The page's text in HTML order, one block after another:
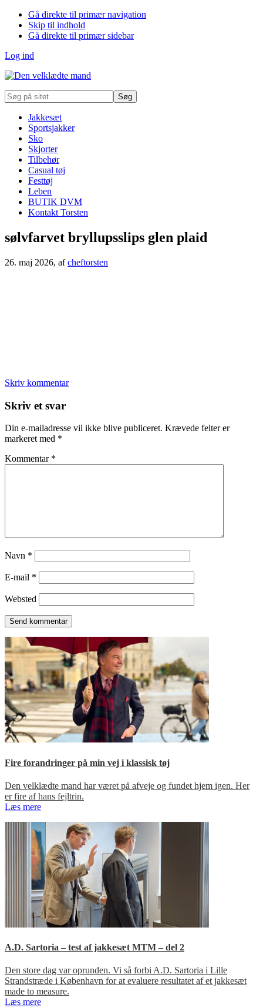
Gå direkte til primær navigation
Skip til indhold
Gå direkte til primær sidebar
Log ind
Søg
på
Jakkesæt
Sportsjakker
Sko
Skjorter
Tilbehør
Casual tøj
Festtøj
Leben
BUTIK DVM
Kontakt Torsten
sølvfarvet bryllupsslips glen plaid
26. maj 2026, afcheftorsten
Skriv kommentar
Læserinteraktioner
Skriv et svar
Din e-mailadresse vil ikke blive publiceret. Krævede felter er
markeret med *
Kommentar *
Navn *
E-mail *
Websted
Fire forandringer på min vej i klassisk tøj
Den velklædte mand har været på afveje og fundet hjem igen. Her
er fire af hans fejltrin.
Læs mere
A.D. Sartoria – test af jakkesæt MTM – del 2
Den store dag var oprunden. Vi så forbi A.D. Sartoria i Lille
Strandstræde i København for at evaluere resultatet af et jakkesæt
made to measure.
Læs mere